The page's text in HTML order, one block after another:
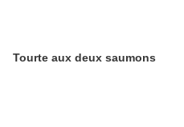
Tourte aux deux saumons